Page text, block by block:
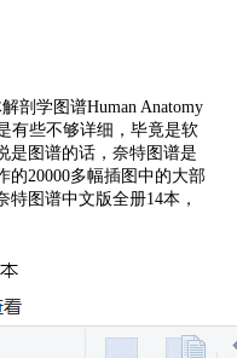
剖学图谱Human Anatomy
有些不够详细，毕竟是软
是图谱的话，奈特图谱是
的20000多幅插图中的大部
图谱中文版全册14本，